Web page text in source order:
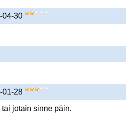
04-30
01-28
jotain sinne päin.